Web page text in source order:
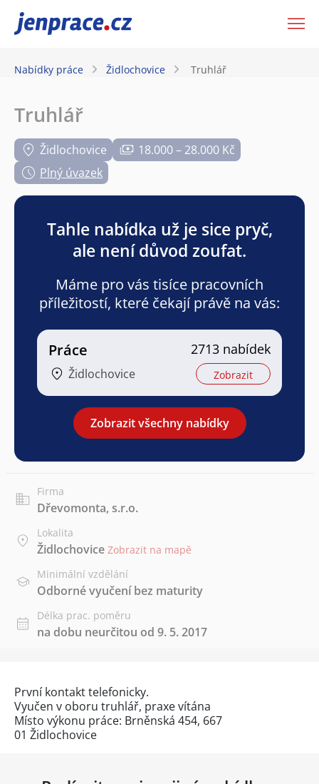
JenPráce.cz
Nabídky práce Židlochovice Truhlář
Truhlář
Židlochovice
18.000 – 28.000 Kč
Plný úvazek
Tahle nabídka už je sice pryč,
ale není důvod zoufat.
Máme pro vás tisíce pracovních
příležitostí, které čekají právě na vás:
Práce
Židlochovice
2713 nabídek
Zobrazit
Zobrazit všechny nabídky
Firma
Dřevomonta, s.r.o.
Lokalita
Židlochovice Zobrazit na mapě
Minimální vzdělání
Odborné vyučení bez maturity
Délka prac. poměru
na dobu neurčitou od 9. 5. 2017
První kontakt telefonicky.
Vyučen v oboru truhlář, praxe vítána
Místo výkonu práce: Brněnská 454, 667
01 Židlochovice